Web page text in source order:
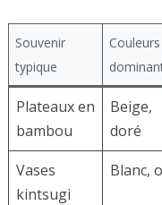
Souvenir
typique
Couleurs
Plateaux en
bambou
Beige,
doré
Vases
kintsugi
Blanc,